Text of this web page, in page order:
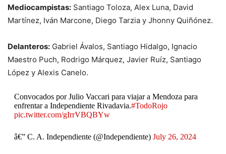
Mediocampistas: Santiago Toloza, Alex Luna, David
Martínez, Iván Marcone, Diego Tarzia y Jhonny Quiñónez.
Delanteros: Gabriel Ávalos, Santiago Hidalgo, Ignacio
Maestro Puch, Rodrigo Márquez, Javier Ruíz, Santiago
López y Alexis Canelo.
Convocados por Julio Vaccari para viajar a Mendoza para
enfrentar a Independiente Rivadavia.#TodoRojo
pic.twitter.com/gIrrVBQBYw
â€” C. A. Independiente (@Independiente) July 26, 2024